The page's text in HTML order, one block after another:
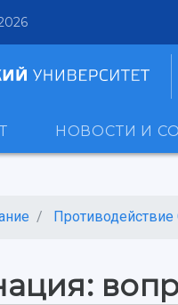
НОВОСТИ И
Противодействие